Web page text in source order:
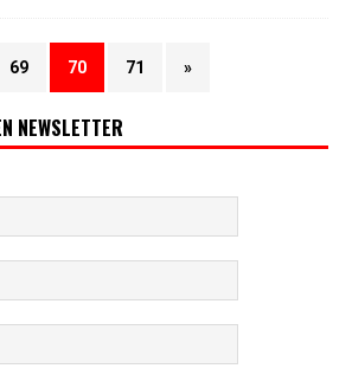
69 70 71 »
NEWSLETTER